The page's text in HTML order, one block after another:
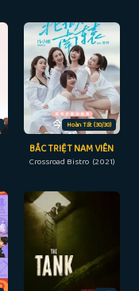
Hoàn Tất (30/30)
BẮC TRIỆT NAM VIÊN
Crossroad Bistro (2021)